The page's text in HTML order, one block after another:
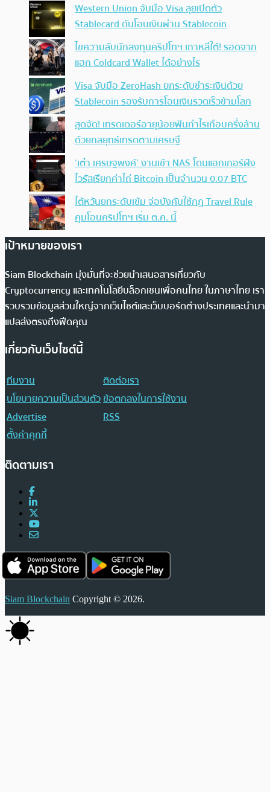
Western Union จับมือ Visa ลุยเปิดตัว
Stablecard ดันโอนเงินผ่าน Stablecoin
ไขความลับนักลงทุนคริปโทฯ เกาหลีใต้! รอดจาก
แฮก Coldcard Wallet ได้อย่างไร
Visa จับมือ ZeroHash ยกระดับชำระเงินด้วย
Stablecoin รองรับการโอนเงินรวดเร็วข้ามโลก
สุดจัด! เทรดเดอร์อายุน้อยฟันกำไรเกือบครึ่งล้าน
ด้วยกลยุทธ์เทรดตามเศรษฐี
‘เต๋า เศรษฐพงศ์’ งานเข้า NAS โดนแฮกเกอร์ฝัง
ไวรัสเรียกค่าไถ่ Bitcoin เป็นจำนวน 0.07 BTC
ไต้หวันยกระดับเข้ม จ่อบังคับใช้กฏ Travel Rule
คุมโอนคริปโทฯ เริ่ม ต.ค. นี้
เป้าหมายของเรา
Siam Blockchain มุ่งมั่นที่จะช่วยนำเสนอสารเกี่ยวกับ
Cryptocurrency และเทคโนโลยีบล็อกเชนเพื่อคนไทย ในภาษาไทย เรา
รวบรวมข้อมูลส่วนใหญ่จากเว็บไซต์และเว็บบอร์ดต่างประเทศและนำมา
แปลส่งตรงถึงฟีดคุณ
เกี่ยวกับเว็บไซต์นี้
ทีมงาน
ติดต่อเรา
นโยบายความเป็นส่วนตัวข้อตกลงในการใช้งาน
Advertise
RSS
ตั้งค่าคุกกี้
ติดตามเรา
Siam Blockchain Copyright © 2026.